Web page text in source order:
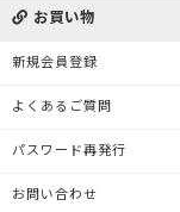
お買い物
新規会員登録
よくあるご質問
パスワード再発行
お問い合わせ